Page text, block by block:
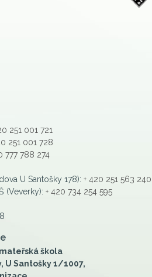
251 001 721
251 001 728
777 788 274
U Santošky 178): + 420 251 563 240
(Veverky): + 420 734 254 595
škola
U Santošky 1/1007,